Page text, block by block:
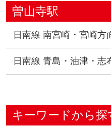
曽山寺駅
日南線 南宮崎・宮崎方
日南線 青島・油津・志
キーワードから探